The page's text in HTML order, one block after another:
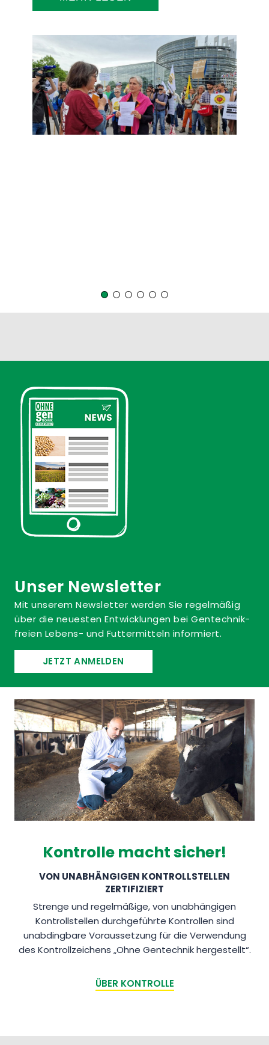
Unser Newsletter
Mit unserem Newsletter werden Sie regelmäßig
über die neuesten Entwicklungen bei Gentechnik-
freien Lebens- und Futtermitteln informiert.
JETZT ANMELDEN
Kontrolle macht sicher!
VON UNABHÄNGIGEN KONTROLLSTELLEN
ZERTIFIZIERT
Strenge und regelmäßige, von unabhängigen
Kontrollstellen durchgeführte Kontrollen sind
unabdingbare Voraussetzung für die Verwendung
des Kontrollzeichens „Ohne Gentechnik hergestellt“.
ÜBER KONTROLLE